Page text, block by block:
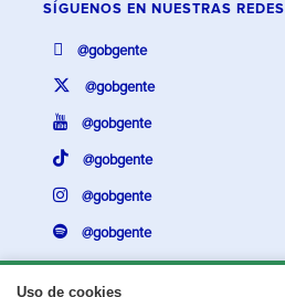
Uso de cookies
SÍGUENOS EN NUESTRAS REDES
@gobgente
@gobgente
@gobgente
@gobgente
@gobgente
@gobgente